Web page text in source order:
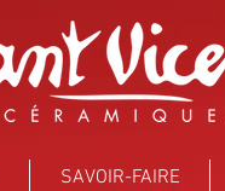
SAVOIR-FAIRE